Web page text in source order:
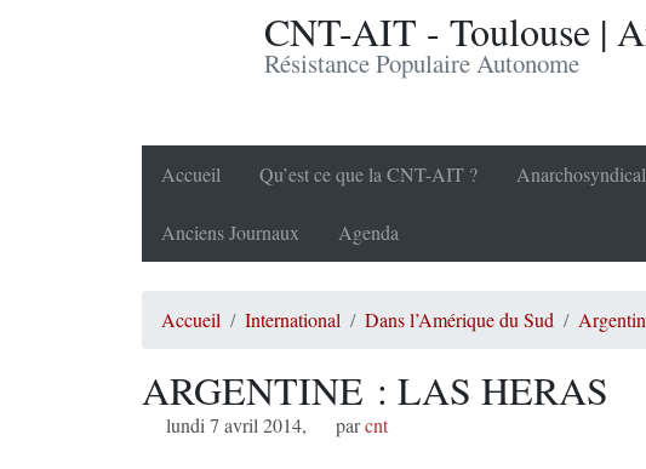
CNT-AIT - Toulouse |
Résistance Populaire Autonome
Accueil Qu’est ce que la CNT-AIT ?
Anciens Journaux Agenda
Accueil International Dans l’Amérique du Sud
ARGENTINE : LAS HERAS
lundi 7 avril 2014, parcnt